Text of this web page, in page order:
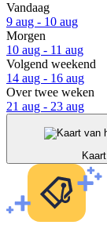
Vandaag
9 aug - 10 aug
Morgen
10 aug - 11 aug
Volgend weekend
14 aug - 16 aug
Over twee weken
21 aug - 23 aug